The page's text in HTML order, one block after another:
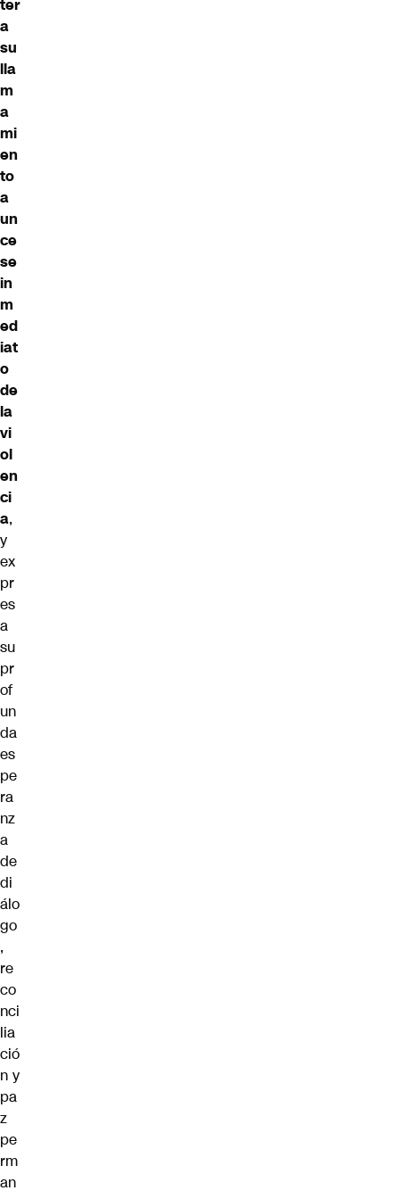
ter
a
su
lla
m
a
mi
en
to
a
un
ce
se
in
m
ed
iat
o
de
la
vi
ol
en
ci
a,
y
ex
pr
es
a
su
pr
of
un
da
es
pe
ra
nz
a
de
di
álo
go
,
re
co
nci
lia
ció
n y
pa
z
pe
rm
an